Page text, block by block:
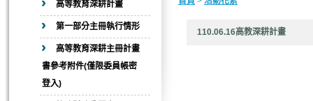
高等教育深耕計畫
第一部分主冊執行情形
高等教育深耕主冊計畫
書參考附件(僅限委員帳密
登入)
110.06.16高教深耕計畫